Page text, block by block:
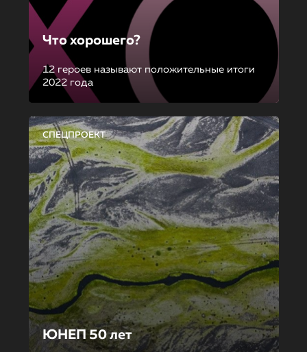
Что хорошего?
12 героев называют положительные итоги
2022 года
СПЕЦПРОЕКТ
ЮНЕП 50 лет